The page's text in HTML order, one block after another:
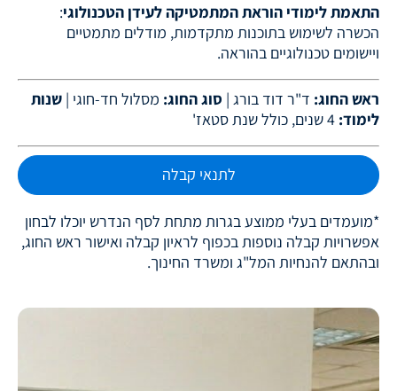
התאמת לימודי הוראת המתמטיקה לעידן הטכנולוגי:
הכשרה לשימוש בתוכנות מתקדמות, מודלים מתמטיים
ויישומים טכנולוגיים בהוראה.
ראש החוג: ד"ר דוד בורג | סוג החוג: מסלול חד-חוגי |שנות
לימוד: 4 שנים, כולל שנת סטאז'
לתנאי קבלה
*מועמדים בעלי ממוצע בגרות מתחת לסף הנדרש יוכלו לבחון
אפשרויות קבלה נוספות בכפוף לראיון קבלה ואישור ראש החוג,
ובהתאם להנחיות המל"ג ומשרד החינוך.